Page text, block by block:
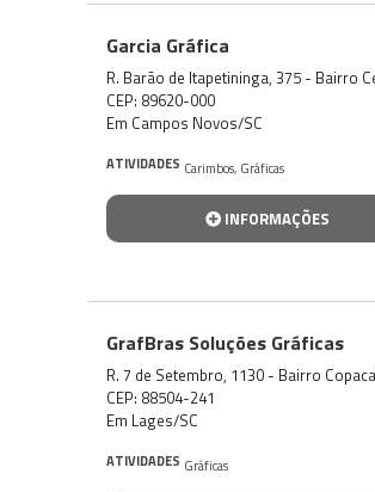
Garcia Gráfica
R. Barão de Itapetininga, 375 - Bairro
CEP: 89620-000
Em Campos Novos/SC
ATIVIDADES Carimbos, Gráficas
INFORMAÇÕES
GrafBras Soluções Gráficas
R. 7 de Setembro, 1130 - Bairro
CEP: 88504-241
Em Lages/SC
ATIVIDADES Gráficas